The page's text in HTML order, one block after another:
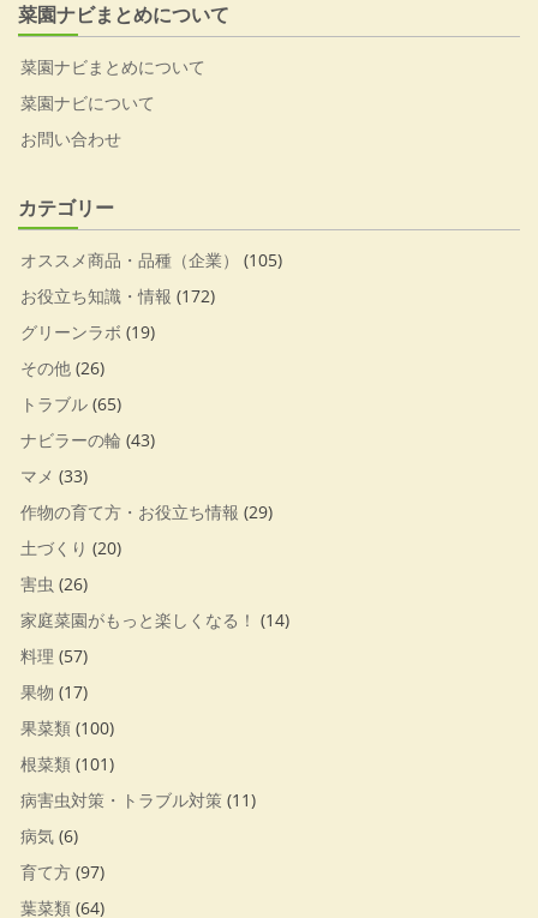
菜園ナビまとめについて
菜園ナビまとめについて
菜園ナビについて
お問い合わせ
カテゴリー
オススメ商品・品種（企業）
(105)
お役立ち知識・情報 (172)
グリーンラボ (19)
その他 (26)
トラブル (65)
ナビラーの輪 (43)
マメ (33)
作物の育て方・お役立ち情報 (29)
土づくり (20)
害虫 (26)
家庭菜園がもっと楽しくなる！ (14)
料理 (57)
果物 (17)
果菜類 (100)
根菜類 (101)
病害虫対策・トラブル対策 (11)
病気 (6)
育て方 (97)
葉菜類 (64)